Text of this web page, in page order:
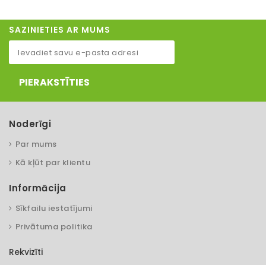
SAZINIETIES AR MUMS
PIERAKSTĪTIES
Noderīgi
Par mums
Kā kļūt par klientu
Informācija
Sīkfailu iestatījumi
Privātuma politika
Rekvizīti